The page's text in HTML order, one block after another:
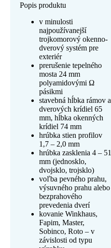
Popis produktu
v minulosti
najpoužívanejší
trojkomorový okenno-
dverový systém pre
exteriér
prerušenie tepelného
mosta 24 mm
polyamidovými Ω
pásikmi
stavebná hĺbka rámov a
dverových krídiel 65
mm, hĺbka okenných
krídiel 74 mm
hrúbka stien profilov
1,7 – 2,0 mm
hrúbka zasklenia 4 – 51
mm (jednosklo,
dvojsklo, trojsklo)
voľba pevného prahu,
výsuvného prahu alebo
bezprahového
prevedenia dverí
kovanie Winkhaus,
Fapim, Master,
Sobinco, Roto – v
závislosti od typu